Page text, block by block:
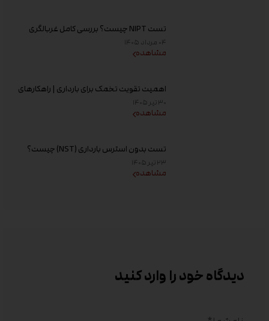
تست NIPT چیست؟ بررسی کامل غربالگری
غیر تهاجمی پیش از تولد، زمان انجام و تفسیر
جواب
۰۴ مرداد ۱۴۰۵
مشاهده
اهمیت تقویت تخمک برای بارداری | راهکارهای
افزایش کیفیت تخمک و شانس باروری
۳۰ تیر ۱۴۰۵
مشاهده
تست بدون استرس بارداری (NST) چیست؟
زمان انجام و تفسیر نتیجه
۲۳ تیر ۱۴۰۵
مشاهده
دیدگاه خود را وارد کنید